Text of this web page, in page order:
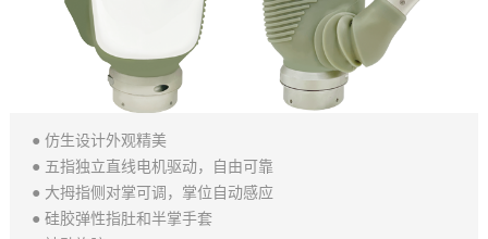
● 大拇指侧边开合角度均为
0~31度,对掌开合角度0~50度
● 仿生设计外观精美
● 五指独立直线电机驱动，自由可靠
● 大拇指侧对掌可调，掌位自动感应
● 硅胶弹性指肚和半掌手套